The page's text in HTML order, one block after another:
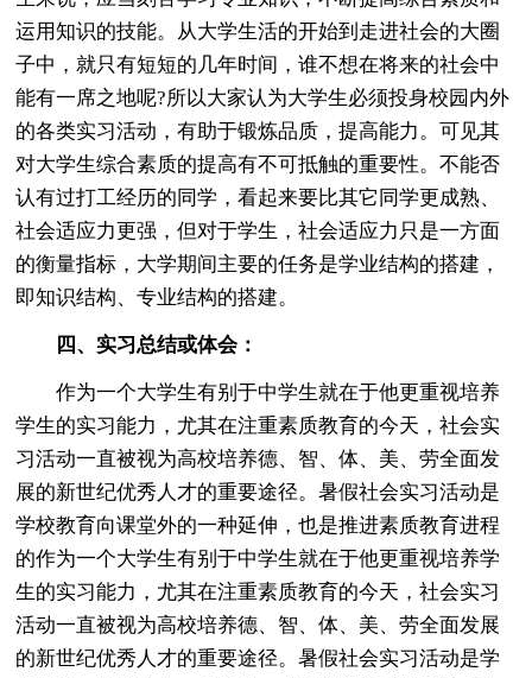
运用知识的技能。从大学生活的开始到走进社会的大圈
子中，就只有短短的几年时间，谁不想在将来的社会中
能有一席之地呢?所以大家认为大学生必须投身校园内外
的各类实习活动，有助于锻炼品质，提高能力。可见其
对大学生综合素质的提高有不可抵触的重要性。不能否
认有过打工经历的同学，看起来要比其它同学更成熟、
社会适应力更强，但对于学生，社会适应力只是一方面
的衡量指标，大学期间主要的任务是学业结构的搭建，
即知识结构、专业结构的搭建。
四、实习总结或体会：
作为一个大学生有别于中学生就在于他更重视培养
学生的实习能力，尤其在注重素质教育的今天，社会实
习活动一直被视为高校培养德、智、体、美、劳全面发
展的新世纪优秀人才的重要途径。暑假社会实习活动是
学校教育向课堂外的一种延伸，也是推进素质教育进程
的作为一个大学生有别于中学生就在于他更重视培养学
生的实习能力，尤其在注重素质教育的今天，社会实习
活动一直被视为高校培养德、智、体、美、劳全面发展
的新世纪优秀人才的重要途径。暑假社会实习活动是学